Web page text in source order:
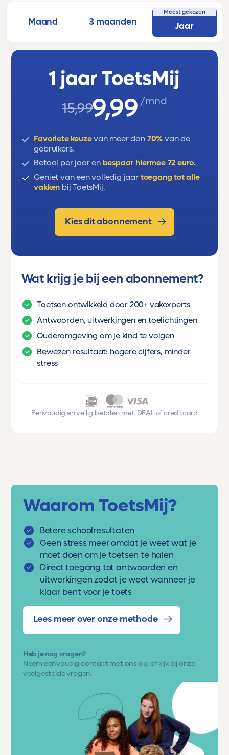
12' is voor leerlingen uit Klas 4 van Havo.
Maand 3 maanden
Meest gekozen
Jaar
1 jaar ToetsMij
15,999,99 /mnd
Favoriete keuzevan meer dan 70% van de
gebruikers.
Betaal per jaar en bespaar hiermee 72 euro.
Geniet van een volledig jaar toegang tot alle
vakken bij ToetsMij.
Kies dit abonnement
Wat krijg je bij een abonnement?
Toetsen ontwikkeld door 200+ vakexperts
Antwoorden, uitwerkingen en toelichtingen
Ouderomgeving om je kind te volgen
Bewezen resultaat: hogere cijfers, minder
stress
Eenvoudig en veilig betalen met iDEAL of creditcard
Waarom ToetsMij?
Betere schoolresultaten
Geen stress meer omdat je weet wat je
moet doen om je toetsen te halen
Direct toegang tot antwoorden en
uitwerkingen zodat je weet wanneer je
klaar bent voor je toets
Lees meer over onze methode
Heb je nog vragen?
Neem eenvoudig contact met ons op, of kijk bij onze
veelgestelde vragen.